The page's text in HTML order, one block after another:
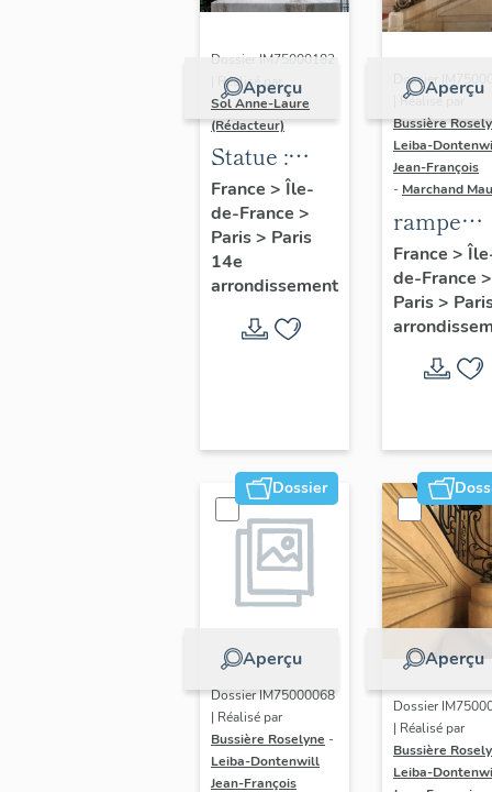
Aperçu
Dossier IM75000182
| Réalisé par
Sol Anne-Laure
(Rédacteur)
Statue :
Femme
assise
France > Île-
de-France >
Paris> Paris
14e
arrondissement
Aperçu
Dossier
| Réalisé par
Bussière
Leiba-
Jean-François
- Marchand
rampe
d'appui,
escalier
militaire
France >
de-France >
Paris>
Dossier
Aperçu
Dossier IM75000068
| Réalisé par
Bussière Roselyne -
Leiba-Dontenwill
Jean-François
Aperçu
Dossier
| Réalisé par
Bussière
Leiba-